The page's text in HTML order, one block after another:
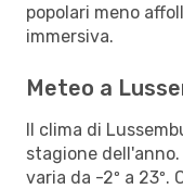
popolari meno
immersiva.
Meteo a
Il clima di
stagione
varia da -2º a 23º.